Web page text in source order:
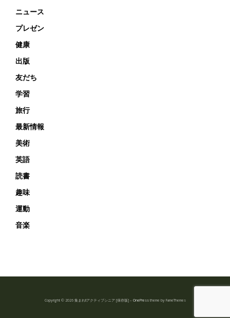
ニュース
プレゼン
健康
出版
友だち
学習
旅行
最新情報
美術
英語
読書
趣味
運動
音楽
Copyright © 2026 集まれ!!アクティブシニア [保存版] – OnePresstheme by FameThemes